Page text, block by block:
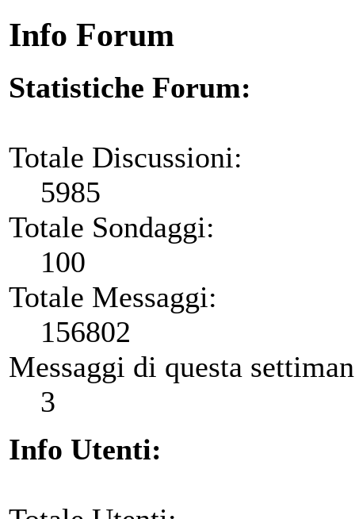
Info Forum
Statistiche Forum:
Totale Discussioni:
5985
Totale Sondaggi:
100
Totale Messaggi:
156802
Messaggi di questa
3
Info Utenti: